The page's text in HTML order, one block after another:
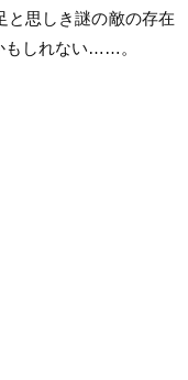
と思しき謎の敵の存在
もしれない……。